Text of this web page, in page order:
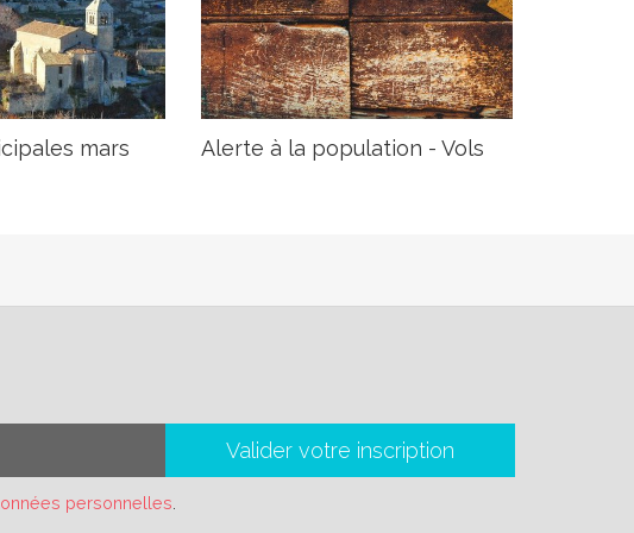
mars
Alerte à la population - Vols
Valider votre inscription
personnelles